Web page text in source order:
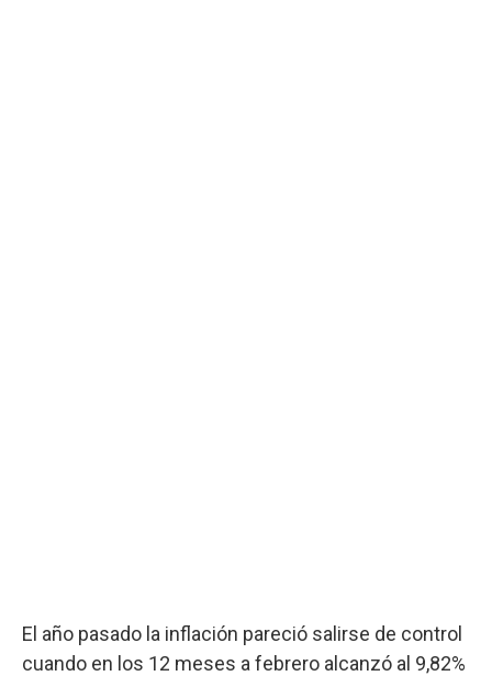
El año pasado la inflación pareció salirse de control
cuando en los 12 meses a febrero alcanzó al 9,82%